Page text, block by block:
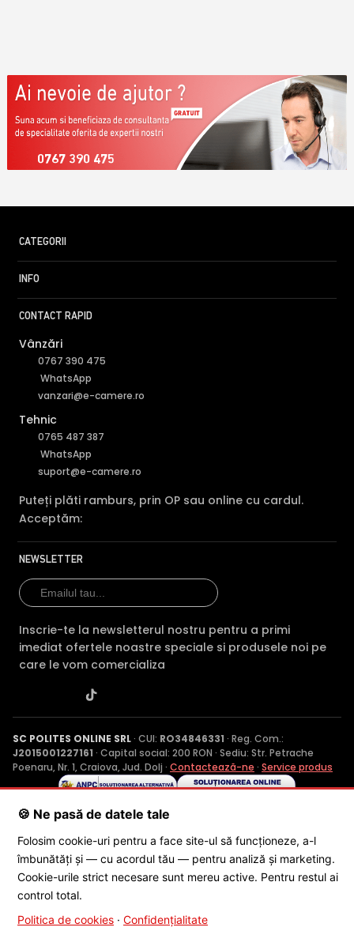
0767 390 475
CATEGORII
INFO
CONTACT RAPID
Vânzări
0767 390 475
WhatsApp
vanzari@e-camere.ro
Tehnic
0765 487 387
WhatsApp
suport@e-camere.ro
Puteți plăti ramburs, prin OP sau online cu cardul.
Acceptăm:
NEWSLETTER
Inscrie-te la newsletterul nostru pentru a primi
imediat ofertele noastre speciale si produsele noi pe
care le vom comercializa
SC POLITES ONLINE SRL· CUI: RO34846331 · Reg. Com.:
J2015001227161 · Capital social: 200 RON · Sediu: Str. Petrache
Poenaru, Nr. 1, Craiova, Jud. Dolj · Contactează-ne · Service produs
© 2026 SC POLITES ONLINE SRL
🍪 Ne pasă de datele tale
Folosim cookie-uri pentru a face site-ul să funcționeze, a-l
îmbunătăți și — cu acordul tău — pentru analiză și marketing.
Cookie-urile strict necesare sunt mereu active. Pentru restul ai
control total.
Politica de cookies · Confidențialitate